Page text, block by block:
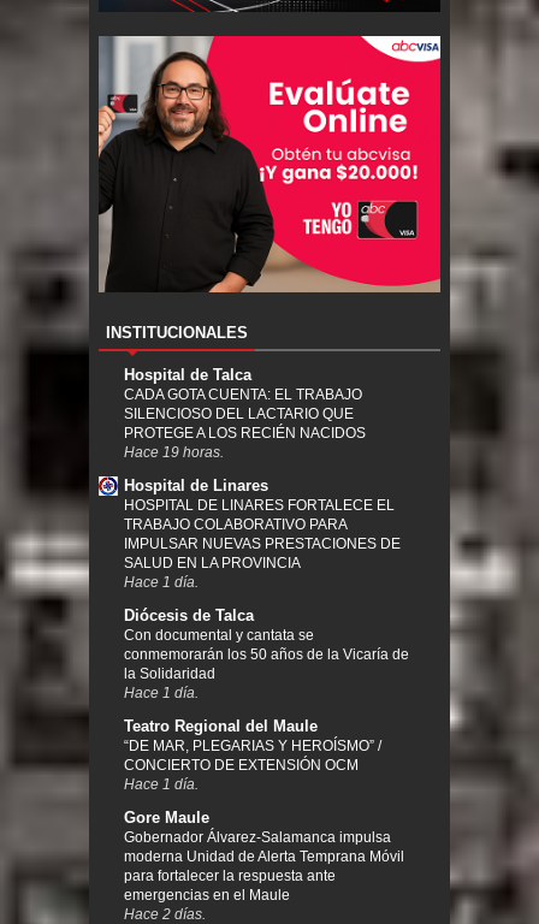
INSTITUCIONALES
Hospital de Talca
CADA GOTA CUENTA: EL TRABAJO
SILENCIOSO DEL LACTARIO QUE
PROTEGE A LOS RECIÉN NACIDOS
Hace 19 horas.
Hospital de Linares
HOSPITAL DE LINARES FORTALECE EL
TRABAJO COLABORATIVO PARA
IMPULSAR NUEVAS PRESTACIONES DE
SALUD EN LA PROVINCIA
Hace 1 día.
Diócesis de Talca
Con documental y cantata se
conmemorarán los 50 años de la Vicaría de
la Solidaridad
Hace 1 día.
Teatro Regional del Maule
“DE MAR, PLEGARIAS Y HEROÍSMO” /
CONCIERTO DE EXTENSIÓN OCM
Hace 1 día.
Gore Maule
Gobernador Álvarez-Salamanca impulsa
moderna Unidad de Alerta Temprana Móvil
para fortalecer la respuesta ante
emergencias en el Maule
Hace 2 días.